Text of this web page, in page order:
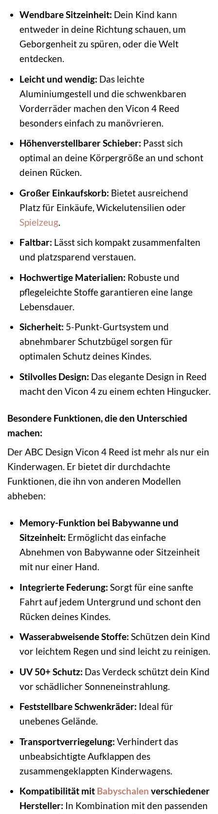
Wendbare Sitzeinheit: Dein Kind kann
entweder in deine Richtung schauen, um
Geborgenheit zu spüren, oder die Welt
entdecken.
Leicht und wendig: Das leichte
Aluminiumgestell und die schwenkbaren
Vorderräder machen den Vicon 4 Reed
besonders einfach zu manövrieren.
Höhenverstellbarer Schieber: Passt sich
optimal an deine Körpergröße an und schont
deinen Rücken.
Großer Einkaufskorb: Bietet ausreichend
Platz für Einkäufe, Wickelutensilien oder
Spielzeug.
Faltbar: Lässt sich kompakt zusammenfalten
und platzsparend verstauen.
Hochwertige Materialien: Robuste und
pflegeleichte Stoffe garantieren eine lange
Lebensdauer.
Sicherheit: 5-Punkt-Gurtsystem und
abnehmbarer Schutzbügel sorgen für
optimalen Schutz deines Kindes.
Stilvolles Design: Das elegante Design in Reed
macht den Vicon 4 zu einem echten Hingucker.
Besondere Funktionen, die den Unterschied
machen:
Der ABC Design Vicon 4 Reed ist mehr als nur ein
Kinderwagen. Er bietet dir durchdachte
Funktionen, die ihn von anderen Modellen
abheben:
Memory-Funktion bei Babywanne und
Sitzeinheit: Ermöglicht das einfache
Abnehmen von Babywanne oder Sitzeinheit
mit nur einer Hand.
Integrierte Federung: Sorgt für eine sanfte
Fahrt auf jedem Untergrund und schont den
Rücken deines Kindes.
Wasserabweisende Stoffe: Schützen dein Kind
vor leichtem Regen und sind leicht zu reinigen.
UV 50+ Schutz: Das Verdeck schützt dein Kind
vor schädlicher Sonneneinstrahlung.
Feststellbare Schwenkräder: Ideal für
unebenes Gelände.
Transportverriegelung: Verhindert das
unbeabsichtigte Aufklappen des
zusammengeklappten Kinderwagens.
Kompatibilität mit Babyschalen verschiedener
Hersteller: In Kombination mit den passenden